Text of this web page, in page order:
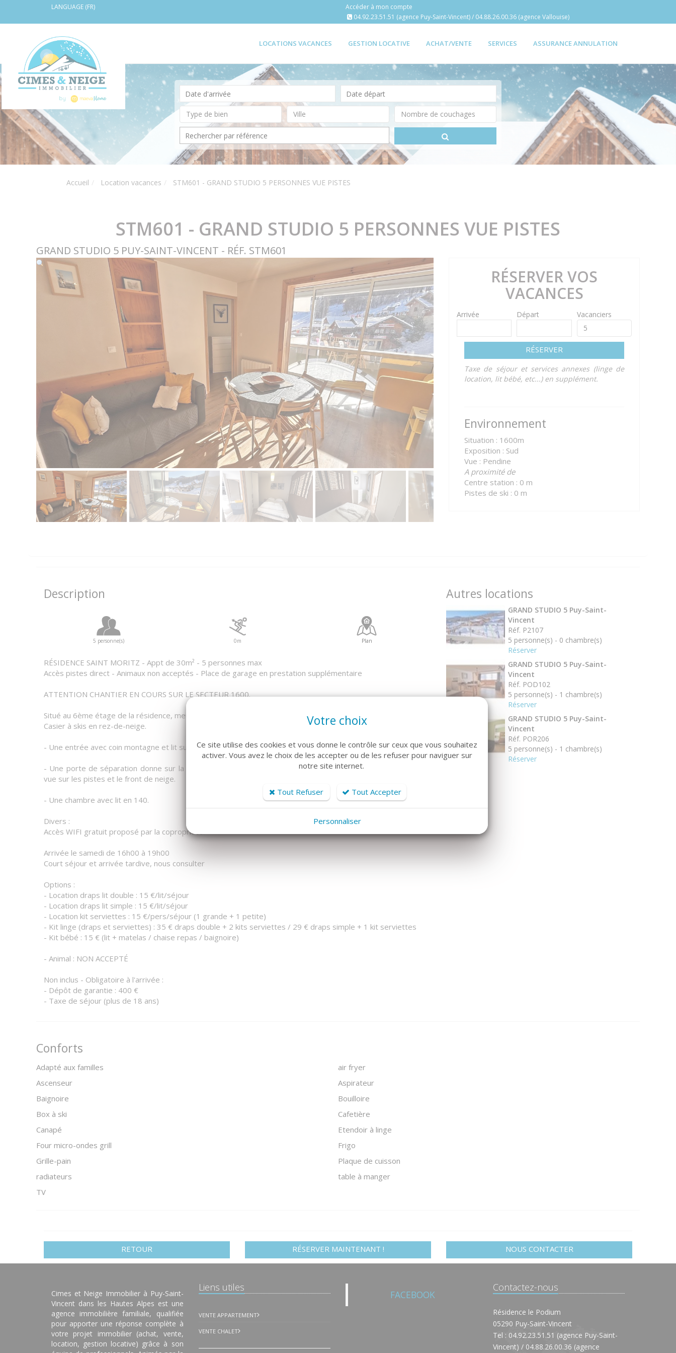
LANGUAGE (FR)
Accéder à mon compte
04.92.23.51.51 (agence Puy-Saint-Vincent) / 04.88.26.00.36 (agence Vallouise)
LOCATIONS VACANCES GESTION LOCATIVE ACHAT/VENTE SERVICES ASSURANCE ANNULATION
Accueil Location vacances STM601 - GRAND STUDIO 5 PERSONNES VUE PISTES
STM601 - GRAND STUDIO 5 PERSONNES VUE PISTES
GRAND STUDIO 5 PUY-SAINT-VINCENT - RÉF. STM601
RÉSERVER VOS
VACANCES
Arrivée Départ Vacanciers
RÉSERVER
Taxe de séjour et services annexes (linge de
location, lit bébé, etc...) en supplément.
Environnement
Situation : 1600m
Exposition : Sud
Vue : Pendine
A proximité de
Centre station : 0 m
Pistes de ski : 0 m
Description
5 personne(s) 0m Plan
RÉSIDENCE SAINT MORITZ - Appt de 30m² - 5 personnes max
Accès pistes direct - Animaux non acceptés - Place de garage en prestation supplémentaire
ATTENTION CHANTIER EN COURS SUR LE SECTEUR 1600.
Situé au 6ème étage de la résidence, meublé et équipé pour 5 personnes.
Casier à skis en rez-de-neige.
- Une entrée avec coin montagne et lit superposé, salle de bain et WC indépendant.
- Une porte de séparation donne sur la kitchenette et le séjour avec une loggia exposée sud, avec une belle
vue sur les pistes et le front de neige.
- Une chambre avec lit en 140.
Divers :
Accès WIFI gratuit proposé par la copropriété.
Arrivée le samedi de 16h00 à 19h00
Court séjour et arrivée tardive, nous consulter
Options :
- Location draps lit double : 15 €/lit/séjour
- Location draps lit simple : 15 €/lit/séjour
- Location kit serviettes : 15 €/pers/séjour (1 grande + 1 petite)
- Kit linge (draps et serviettes) : 35 € draps double + 2 kits serviettes / 29 € draps simple + 1 kit serviettes
- Kit bébé : 15 € (lit + matelas / chaise repas / baignoire)
- Animal : NON ACCEPTÉ
Non inclus - Obligatoire à l'arrivée :
- Dépôt de garantie : 400 €
- Taxe de séjour (plus de 18 ans)
Autres locations
GRAND STUDIO 5 Puy-Saint-
Vincent
Réf. P2107
5 personne(s) - 0 chambre(s)
Réserver
GRAND STUDIO 5 Puy-Saint-
Vincent
Réf. POD102
5 personne(s) - 1 chambre(s)
Réserver
GRAND STUDIO 5 Puy-Saint-
Vincent
Réf. POR206
5 personne(s) - 1 chambre(s)
Réserver
Conforts
Adapté aux familles
air fryer
Ascenseur
Aspirateur
Baignoire
Bouilloire
Box à ski
Cafetière
Canapé
Etendoir à linge
Four micro-ondes grill
Frigo
Grille-pain
Plaque de cuisson
radiateurs
table à manger
TV
RETOUR RÉSERVER MAINTENANT ! NOUS CONTACTER
Cimes et Neige Immobilier à Puy-Saint-
Vincent dans les Hautes Alpes est une
agence immobilière familiale, qualifiée
pour apporter une réponse complète à
votre projet immobilier (achat, vente,
location, gestion locative) grâce à son
Liens utiles
VENTE APPARTEMENT
VENTE CHALET
FACEBOOK
Contactez-nous
Résidence le Podium
05290 Puy-Saint-Vincent
Tel : 04.92.23.51.51 (agence Puy-Saint-
Vincent) / 04.88.26.00.36 (agence
Votre choix
Ce site utilise des cookies et vous donne le contrôle sur ceux que vous souhaitez
activer. Vous avez le choix de les accepter ou de les refuser pour naviguer sur
notre site internet.
Tout Refuser Tout Accepter
Personnaliser